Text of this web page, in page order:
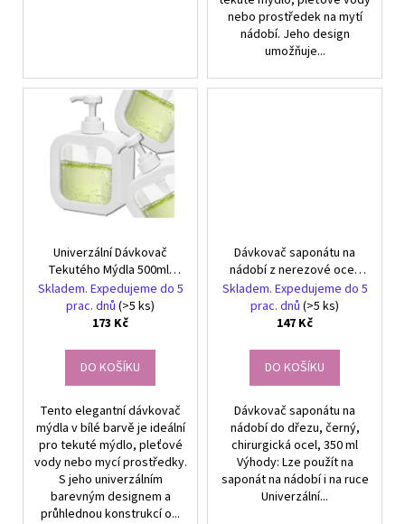
nebo prostředek na mytí
nádobí. Jeho design
umožňuje...
Univerzální Dávkovač
Tekutého Mýdla 500ml,
Bílý s Průhledným
Panelem, z Plastu
Skladem. Expedujeme do 5
prac. dnů (>5 ks)
173 Kč
DO KOŠÍKU
Tento elegantní dávkovač
mýdla v bílé barvě je ideální
pro tekuté mýdlo, pleťové
vody nebo mycí prostředky.
S jeho univerzálním
barevným designem a
průhlednou konstrukcí o...
Dávkovač saponátu na
nádobí z nerezové oceli
do dřezu 350 ml černý
Skladem. Expedujeme do 5
prac. dnů (>5 ks)
147 Kč
DO KOŠÍKU
Dávkovač saponátu na
nádobí do dřezu, černý,
chirurgická ocel, 350 ml
Výhody: Lze použít na
saponát na nádobí i na ruce
Univerzální...